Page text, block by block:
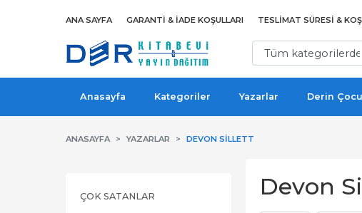
ANA SAYFA GARANTI & İADE KOŞULLARI TESLIMAT SÜRESI &
Anasayfa Kategoriler Yazarlar Derin
ANASAYFA YAZARLAR DEVON SILLETT
ÇOK SATANLAR Devon